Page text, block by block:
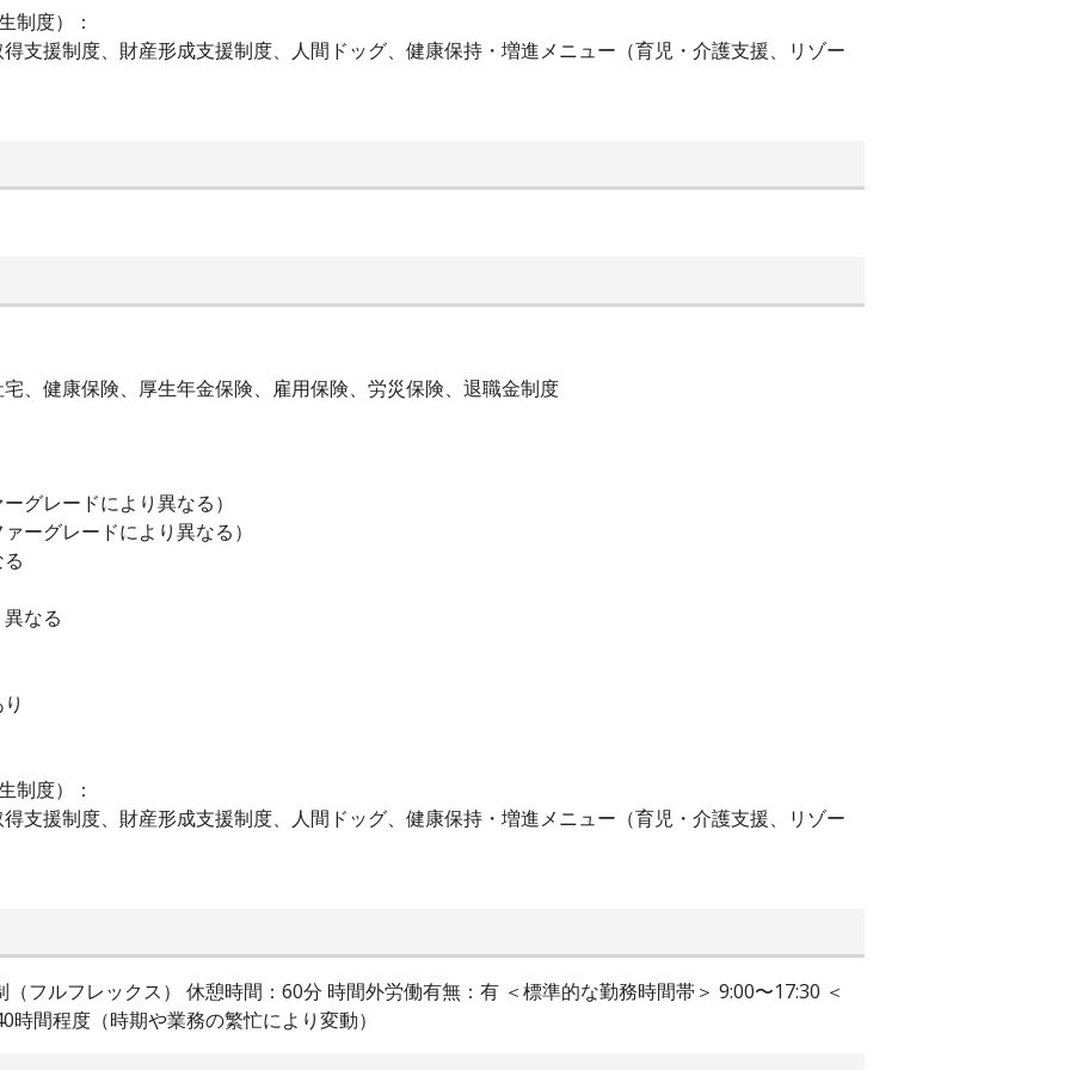
制度）：
支援制度、財産形成支援制度、人間ドッグ、健康保持・増進メニュー（育児・介護支援、リゾー
、健康保険、厚生年金保険、雇用保険、労災保険、退職金制度
グレードにより異なる）
ーグレードにより異なる）
なる
制度）：
支援制度、財産形成支援制度、人間ドッグ、健康保持・増進メニュー（育児・介護支援、リゾー
フルフレックス） 休憩時間：60分 時間外労働有無：有 ＜標準的な勤務時間帯＞ 9:00〜17:30 ＜
間程度（時期や業務の繁忙により変動）